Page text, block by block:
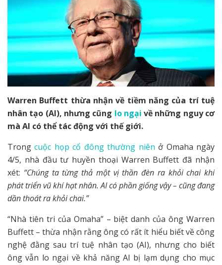
Warren Buffett thừa nhận về tiềm năng của trí tuệ
nhân tạo (AI), nhưng cũng lo ngại về những nguy cơ
mà AI có thể tác động với thế giới.
Trongcuộc họp cổ đông thường niên ở Omaha ngày
4/5, nhà đầu tư huyền thoại Warren Buffett đã nhận
xét: “Chúng ta từng thả một vị thần đèn ra khỏi chai khi
phát triển vũ khí hạt nhân. AI có phần giống vậy – cũng đang
dần thoát ra khỏi chai.”
“Nhà tiên tri của Omaha” – biệt danh của ông Warren
Buffett – thừa nhận rằng ông có rất ít hiểu biết về công
nghệ đằng sau trí tuệ nhân tạo (AI), nhưng cho biết
ông vẫn lo ngại về khả năng AI bị lạm dụng cho mục